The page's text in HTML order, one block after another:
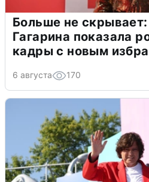
Больше не
Гагарина показала
кадры с новым
6 августа 170